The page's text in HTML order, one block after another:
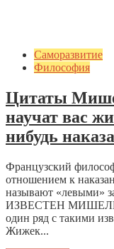
Саморазвитие
Философия
Цитаты
научат вас
нибудь
Французский
отношением к
называют «левыми»
ИЗВЕСТЕН МИШЕЛЬ
один ряд с такими
Жижек...